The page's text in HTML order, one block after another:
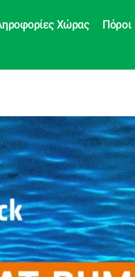
Χώρας Πόροι